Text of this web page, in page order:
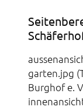
garten.jpg
Burghof e.